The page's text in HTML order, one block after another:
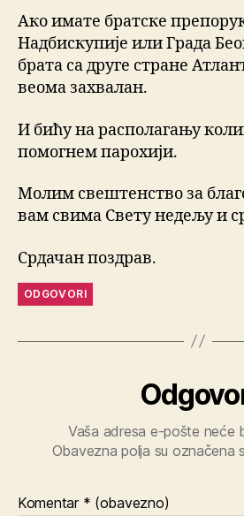
Ако имате братске
Надбискупије или Града
брата са друге стране
веома захвалан.
И бићу на располагању
помогнем парохији.
Молим свештенство за
вам свима Свету недељу и
Срдачан поздрав.
ODGOVORI
Vaša adresa e-pošte neće
Obavezna polja su označena
Komentar * (obavezno)